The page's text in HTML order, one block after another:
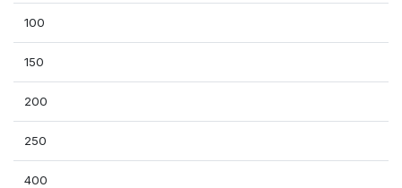
100
150
200
250
400